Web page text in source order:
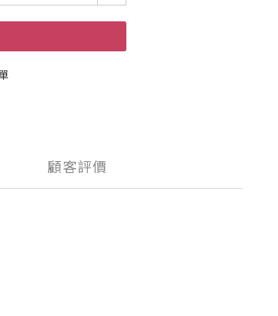
顧客評價